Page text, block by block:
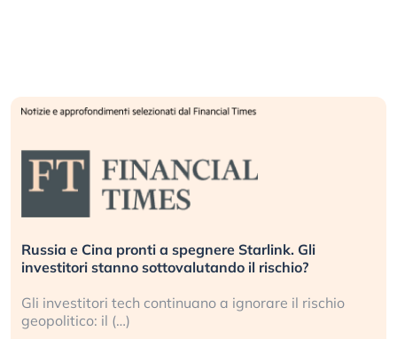
Russia e Cina pronti a spegnere Starlink. Gli
investitori stanno sottovalutando il rischio?
Gli investitori tech continuano a ignorare il rischio
geopolitico: il (…)